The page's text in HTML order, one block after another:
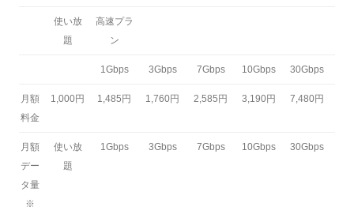
使い放
題
高速プラ
ン
1Gbps 3Gbps 7Gbps 10Gbps 30Gbps
月額
料金
1,000円 1,485円 1,760円 2,585円 3,190円 7,480円
月額
デー
タ量
※
使い放
題
1Gbps 3Gbps 7Gbps 10Gbps 30Gbps